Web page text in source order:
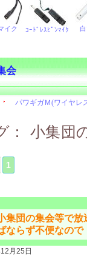
会
： 小集団
1
集団の集会等で
ならず不便なので
月25日